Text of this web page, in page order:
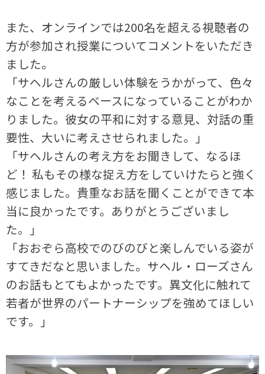
また、オンラインでは200名を超える視聴者の
方が参加され授業についてコメントをいただき
ました。
「サヘルさんの厳しい体験をうかがって、色々
なことを考えるベースになっていることがわか
りました。彼女の平和に対する意見、対話の重
要性、大いに考えさせられました。」
「サヘルさんの考え方をお聞きして、なるほ
ど！ 私もその様な捉え方をしていけたらと強く
感じました。貴重なお話を聞くことができて本
当に良かったです。ありがとうございまし
た。」
「おおぞら高校でのびのびと楽しんでいる姿が
すてきだなと思いました。サヘル・ローズさん
のお話もとてもよかったです。異文化に触れて
若者が世界のパートナーシップを強めてほしい
です。」